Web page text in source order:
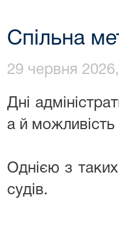
Спільна
29 червня
Дні
а й
Однією з
судів.